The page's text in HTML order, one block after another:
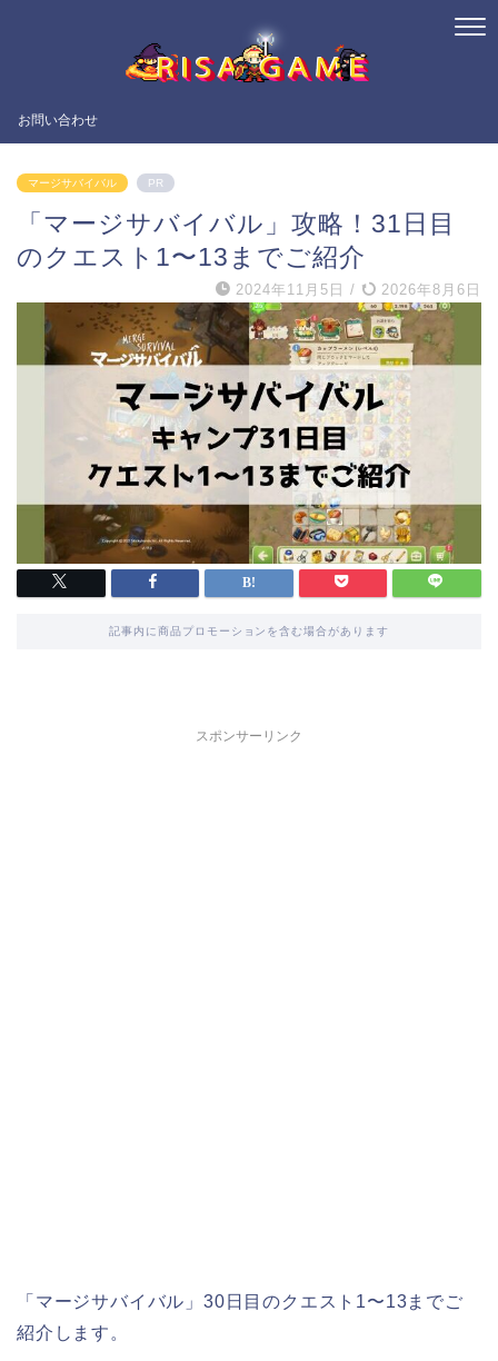
お問い合わせ
マージサバイバル PR
「マージサバイバル」攻略！31日目
のクエスト1〜13までご紹介
2024年11月5日 / 2026年8月6日
記事内に商品プロモーションを含む場合があります
スポンサーリンク
「マージサバイバル」30日目のクエスト1〜13までご
紹介します。